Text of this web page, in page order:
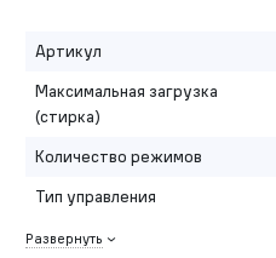
Артикул
Максимальная загрузка
(стирка)
Количество режимов
Тип управления
Развернуть